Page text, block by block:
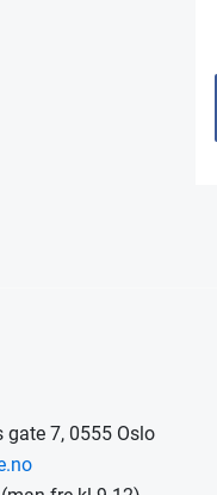
gate 7, 0555 Oslo